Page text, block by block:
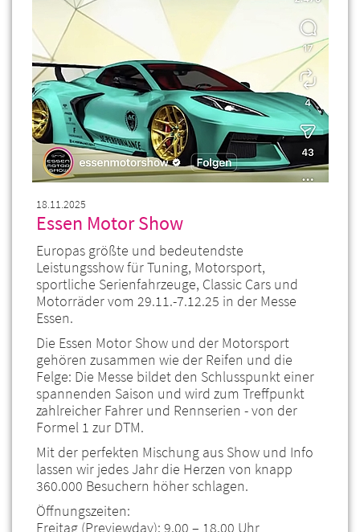
18.11.2025
Essen Motor Show
Europas größte und bedeutendste
Leistungsshow für Tuning, Motorsport,
sportliche Serienfahrzeuge, Classic Cars und
Motorräder vom 29.11.-7.12.25 in der Messe
Essen.
Die Essen Motor Show und der Motorsport
gehören zusammen wie der Reifen und die
Felge: Die Messe bildet den Schlusspunkt einer
spannenden Saison und wird zum Treffpunkt
zahlreicher Fahrer und Rennserien - von der
Formel 1 zur DTM.
Mit der perfekten Mischung aus Show und Info
lassen wir jedes Jahr die Herzen von knapp
360.000 Besuchern höher schlagen.
Öffnungszeiten:
Freitag (Previewday): 9.00 – 18.00 Uhr